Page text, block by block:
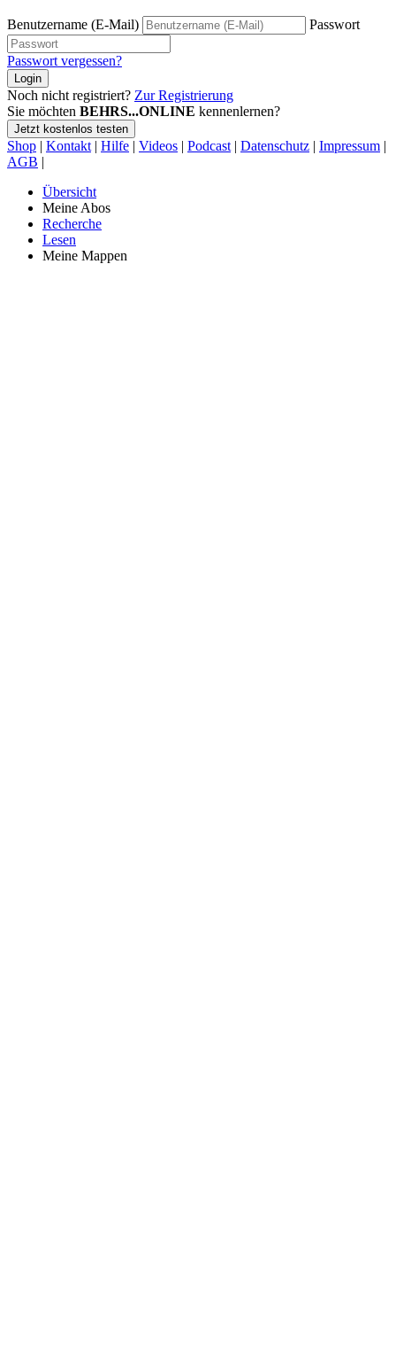
Benutzername (E-Mail) Passwort
Passwort vergessen?
Login
Noch nicht registriert? Zur Registrierung
Sie möchten BEHRS...ONLINE kennenlernen?
Jetzt kostenlos testen
Shop | Kontakt | Hilfe | Videos | Podcast | Datenschutz | Impressum |
AGB |
Übersicht
Meine Abos
Recherche
Lesen
Meine Mappen